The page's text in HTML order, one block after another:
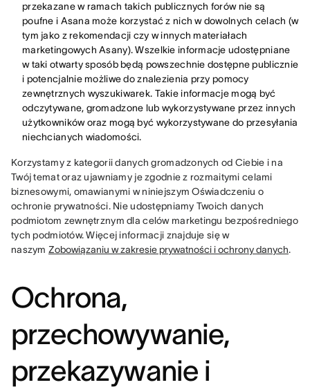
przekazane w ramach takich publicznych forów nie są
poufne i Asana może korzystać z nich w dowolnych celach (w
tym jako z rekomendacji czy w innych materiałach
marketingowych Asany). Wszelkie informacje udostępniane
w taki otwarty sposób będą powszechnie dostępne publicznie
i potencjalnie możliwe do znalezienia przy pomocy
zewnętrznych wyszukiwarek. Takie informacje mogą być
odczytywane, gromadzone lub wykorzystywane przez innych
użytkowników oraz mogą być wykorzystywane do przesyłania
niechcianych wiadomości.
Korzystamy z kategorii danych gromadzonych od Ciebie i na
Twój temat oraz ujawniamy je zgodnie z rozmaitymi celami
biznesowymi, omawianymi w niniejszym Oświadczeniu o
ochronie prywatności. Nie udostępniamy Twoich danych
podmiotom zewnętrznym dla celów marketingu bezpośredniego
tych podmiotów. Więcej informacji znajduje się w
naszym Zobowiązaniu w zakresie prywatności i ochrony danych.
Ochrona,
przechowywanie,
przekazywanie i